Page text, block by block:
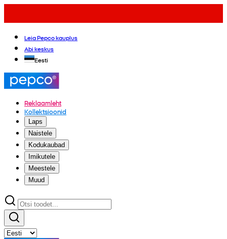
Leia Pepco kauplus
Abi keskus
Eesti
Reklaamleht
Kollektsioonid
Laps
Naistele
Kodukaubad
Imikutele
Meestele
Muud